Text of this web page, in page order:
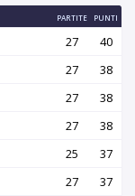
PARTITE PUNTI
27
40
27
38
27
38
27
38
25
37
27
37